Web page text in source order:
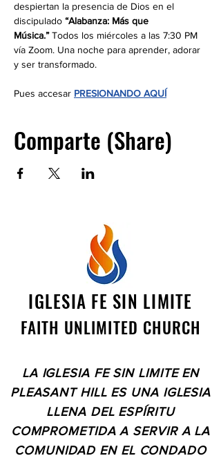
despiertan la presencia de Dios en el
discipulado “Alabanza: Más que
Música.” Todos los miércoles a las 7:30 PM
vía Zoom. Una noche para aprender, adorar
y ser transformado.
Pues accesar PRESIONANDO AQUÍ
Comparte (Share)
IGLESIA FE SIN LIMITE
FAITH UNLIMITED CHURCH
LA IGLESIA FE SIN LIMITE EN
PLEASANT HILL ES UNA IGLESIA
LLENA DEL ESPÍRITU
COMPROMETIDA A SERVIR A LA
COMUNIDAD EN EL CONDADO